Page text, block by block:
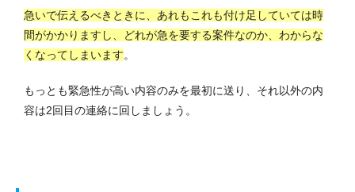
急いで伝えるべきときに、あれもこれも付け足していては時
間がかかりますし、どれが急を要する案件なのか、わからな
くなってしまいます。
もっとも緊急性が高い内容のみを最初に送り、それ以外の内
容は2回目の連絡に回しましょう。